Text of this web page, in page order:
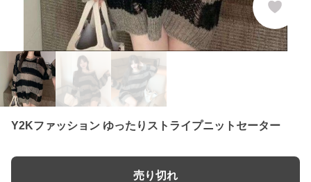
Y2Kファッション ゆったりストライプニットセーター
売り切れ